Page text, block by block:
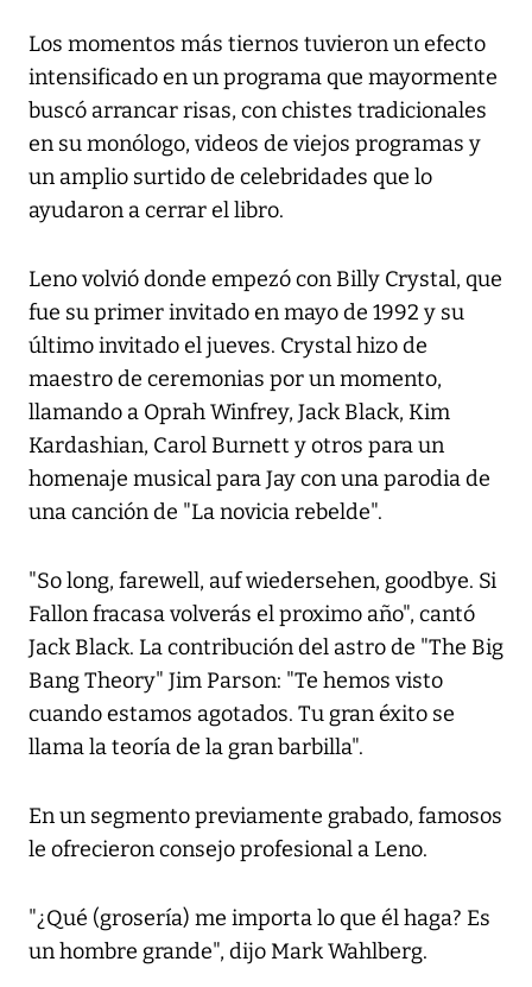
Los momentos más tiernos tuvieron un efecto
intensificado en un programa que mayormente
buscó arrancar risas, con chistes tradicionales
en su monólogo, videos de viejos programas y
un amplio surtido de celebridades que lo
ayudaron a cerrar el libro.
Leno volvió donde empezó con Billy Crystal, que
fue su primer invitado en mayo de 1992 y su
último invitado el jueves. Crystal hizo de
maestro de ceremonias por un momento,
llamando a Oprah Winfrey, Jack Black, Kim
Kardashian, Carol Burnett y otros para un
homenaje musical para Jay con una parodia de
una canción de "La novicia rebelde".
"So long, farewell, auf wiedersehen, goodbye. Si
Fallon fracasa volverás el proximo año", cantó
Jack Black. La contribución del astro de "The Big
Bang Theory" Jim Parson: "Te hemos visto
cuando estamos agotados. Tu gran éxito se
llama la teoría de la gran barbilla".
En un segmento previamente grabado, famosos
le ofrecieron consejo profesional a Leno.
"¿Qué (grosería) me importa lo que él haga? Es
un hombre grande", dijo Mark Wahlberg.